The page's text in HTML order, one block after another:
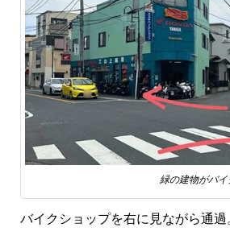
緑の建物がバ
バイクショップを右に見ながら通過